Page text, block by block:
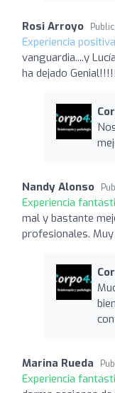
Rosi Arroyo
Experiencia
vanguardia....y
ha dejado Genial!!!!!
Nandy Alonso
Experiencia
mal y bastante
profesionales.
Marina Rueda
Experiencia